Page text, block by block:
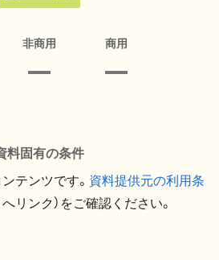
非商用 商用
料固有の条件
テンツです。 資料提供元の利用条
へリンク）をご確認ください。